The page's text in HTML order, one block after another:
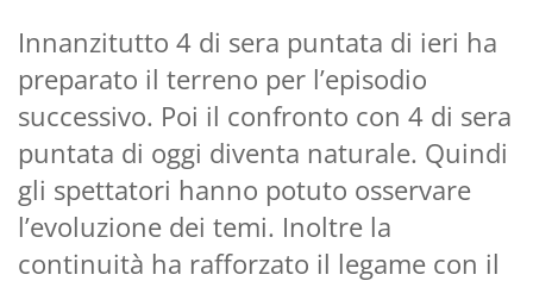
Innanzitutto 4 di sera puntata di ieri ha
preparato il terreno per l’episodio
successivo. Poi il confronto con 4 di sera
puntata di oggi diventa naturale. Quindi
gli spettatori hanno potuto osservare
l’evoluzione dei temi. Inoltre la
continuità ha rafforzato il legame con il